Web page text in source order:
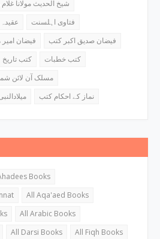
شیخ الحدیث مولانا
فتاوی اہلسنت
فیضان امیر
فیضان صدیق اکبر کتب
کتب تاریخ
کتب خطبات
مسلک آن لائن
نماز کے احکام کتب
Books
All Aqa'aed Books
All Arabic Books
All Darsi Books
All Fiqh Books